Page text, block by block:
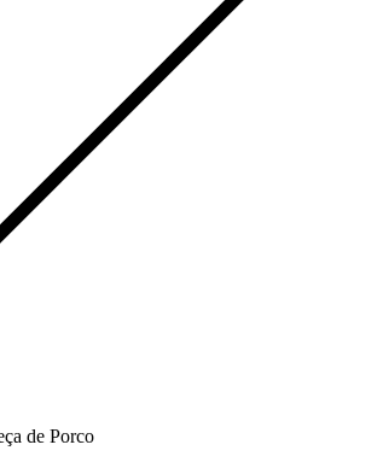
de Porco